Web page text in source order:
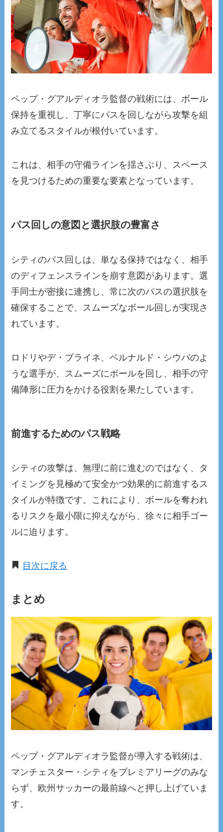
ペップ・グアルディオラ監督の戦術には、ボール
保持を重視し、丁寧にパスを回しながら攻撃を組
み立てるスタイルが根付いています。
これは、相手の守備ラインを揺さぶり、スペース
を見つけるための重要な要素となっています。
パス回しの意図と選択肢の豊富さ
シティのパス回しは、単なる保持ではなく、相手
のディフェンスラインを崩す意図があります。選
手同士が密接に連携し、常に次のパスの選択肢を
確保することで、スムーズなボール回しが実現さ
れています。
ロドリやデ・ブライネ、ベルナルド・シウバのよ
うな選手が、スムーズにボールを回し、相手の守
備陣形に圧力をかける役割を果たしています。
前進するためのパス戦略
シティの攻撃は、無理に前に進むのではなく、タ
イミングを見極めて安全かつ効果的に前進するス
タイルが特徴です。これにより、ボールを奪われ
るリスクを最小限に抑えながら、徐々に相手ゴー
ルに迫ります。
目次に戻る
まとめ
ペップ・グアルディオラ監督が導入する戦術は、
マンチェスター・シティをプレミアリーグのみな
らず、欧州サッカーの最前線へと押し上げていま
す。